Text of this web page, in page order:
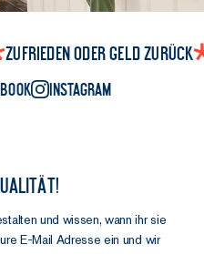
Zufrieden oder Geld zurück
Instagram
und wissen, wann ihr sie
E-Mail Adresse ein und wir